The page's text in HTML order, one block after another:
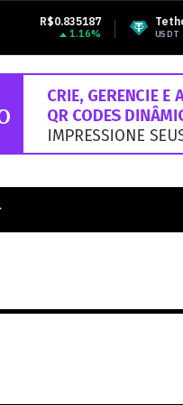
Tether USDt
USDT